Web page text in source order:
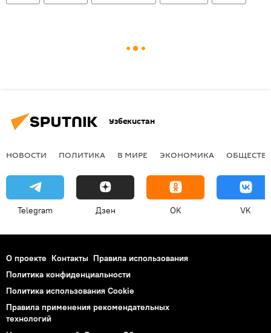
Узбекистан
НОВОСТИ ПОЛИТИКА В МИРЕ ЭКОНОМИКА
Telegram Дзен OK VK
О проекте Контакты Правила использования
Политика конфиденциальности
Политика использования Cookie
Правила применения рекомендательных
технологий